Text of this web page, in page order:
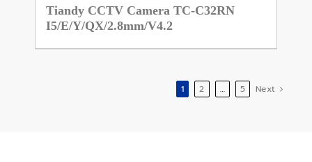
Tiandy CCTV Camera TC-C32RN
I5/E/Y/QX/2.8mm/V4.2
1 2 … 5 Next